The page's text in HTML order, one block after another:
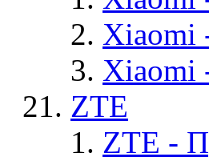
Xiaomi
Xiaomi
ZTE
ZTE -